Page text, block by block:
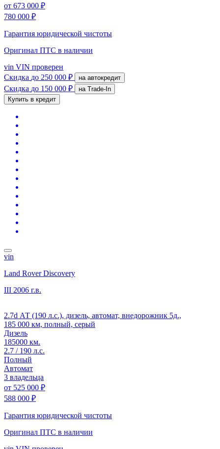
от 673 000 ₽
780 000 ₽
Гарантия юридической чистоты
Оригинал ПТС в наличии
vin VIN проверен
Скидка до 250 000 ₽ на автокредит
Скидка до 150 000 ₽
на Trade-In
Купить в кредит
vin
Land Rover Discovery
III 2006 г.в.
2.7d АТ (190 л.с.), дизель, автомат, внедорожник 5д.,
185 000 км, полный, серый
Дизель
185000 км.
2.7 / 190 л.с.
Полный
Автомат
3 владельца
от 525 000 ₽
588 000 ₽
Гарантия юридической чистоты
Оригинал ПТС в наличии